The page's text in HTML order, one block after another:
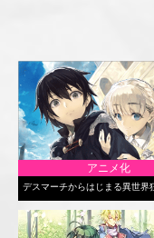
アニメ化
デスマーチからはじまる異世界